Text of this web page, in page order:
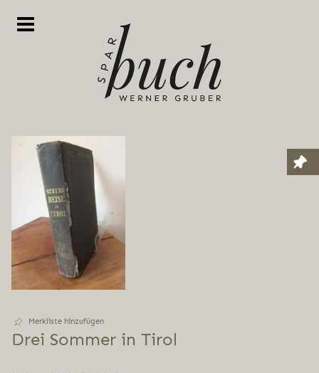
Merkliste hinzufügen
Drei Sommer in Tirol